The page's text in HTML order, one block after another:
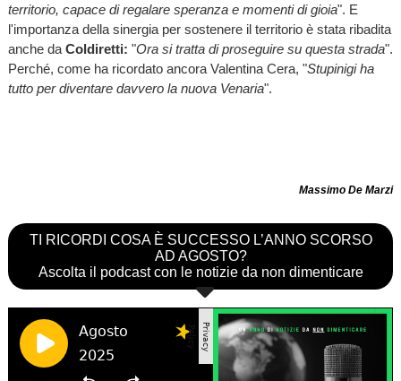
territorio, capace di regalare speranza e momenti di gioia". E
l'importanza della sinergia per sostenere il territorio è stata ribadita
anche da Coldiretti: "Ora si tratta di proseguire su questa strada".
Perché, come ha ricordato ancora Valentina Cera, "Stupinigi ha
tutto per diventare davvero la nuova Venaria".
Massimo De Marzi
TI RICORDI COSA È SUCCESSO L’ANNO SCORSO
AD AGOSTO?
Ascolta il podcast con le notizie da non dimenticare